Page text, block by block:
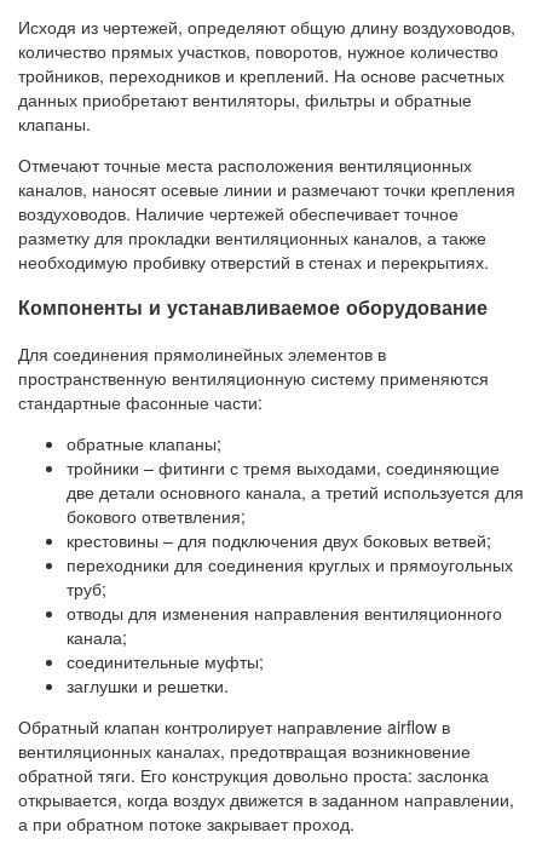
Исходя из чертежей, определяют общую длину воздуховодов,
количество прямых участков, поворотов, нужное количество
тройников, переходников и креплений. На основе расчетных
данных приобретают вентиляторы, фильтры и обратные
клапаны.
Отмечают точные места расположения вентиляционных
каналов, наносят осевые линии и размечают точки крепления
воздуховодов. Наличие чертежей обеспечивает точное
разметку для прокладки вентиляционных каналов, а также
необходимую пробивку отверстий в стенах и перекрытиях.
Компоненты и устанавливаемое оборудование
Для соединения прямолинейных элементов в
пространственную вентиляционную систему применяются
стандартные фасонные части:
обратные клапаны;
тройники – фитинги с тремя выходами, соединяющие
две детали основного канала, а третий используется для
бокового ответвления;
крестовины – для подключения двух боковых ветвей;
переходники для соединения круглых и прямоугольных
труб;
отводы для изменения направления вентиляционного
канала;
соединительные муфты;
заглушки и решетки.
Обратный клапан контролирует направление airflow в
вентиляционных каналах, предотвращая возникновение
обратной тяги. Его конструкция довольно проста: заслонка
открывается, когда воздух движется в заданном направлении,
а при обратном потоке закрывает проход.